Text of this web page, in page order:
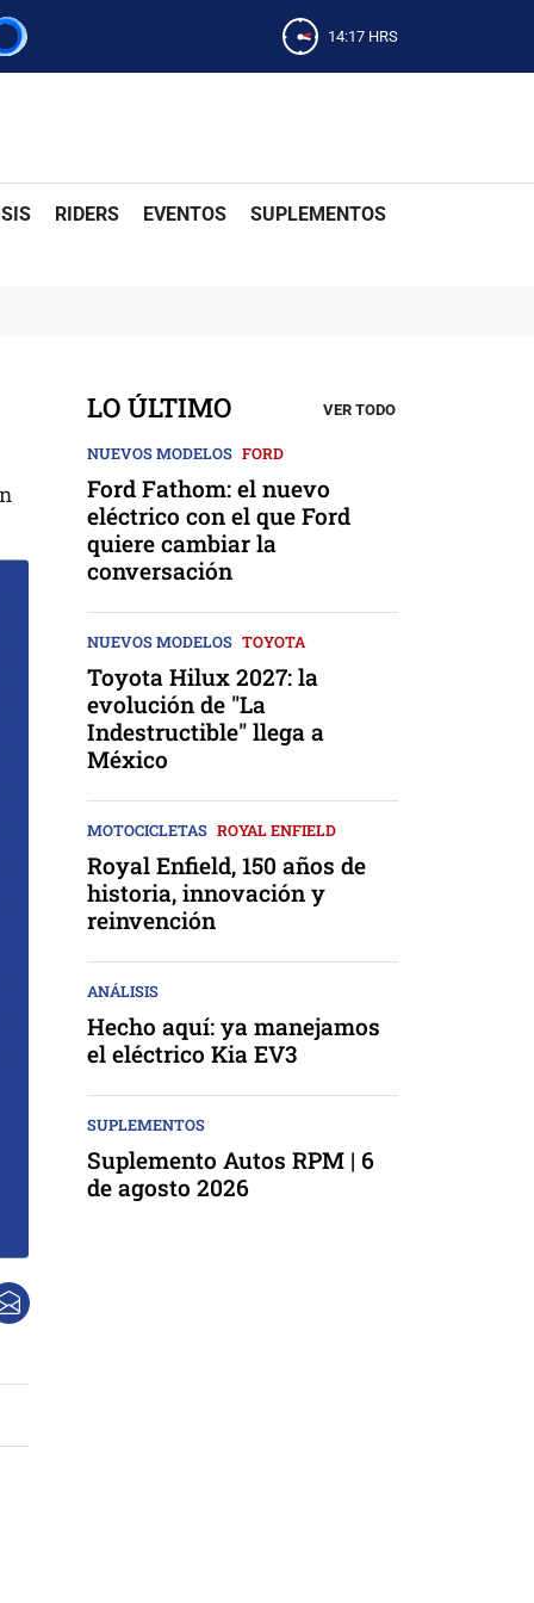
14:17 HRS
RIDERS EVENTOS SUPLEMENTOS
LO ÚLTIMO VER TODO
NUEVOS MODELOS FORD
Ford Fathom: el nuevo
eléctrico con el que Ford
quiere cambiar la
conversación
NUEVOS MODELOS TOYOTA
Toyota Hilux 2027: la
evolución de "La
Indestructible" llega a
México
MOTOCICLETAS ROYAL ENFIELD
Royal Enfield, 150 años de
historia, innovación y
reinvención
ANÁLISIS
Hecho aquí: ya manejamos
el eléctrico Kia EV3
SUPLEMENTOS
Suplemento Autos RPM | 6
de agosto 2026